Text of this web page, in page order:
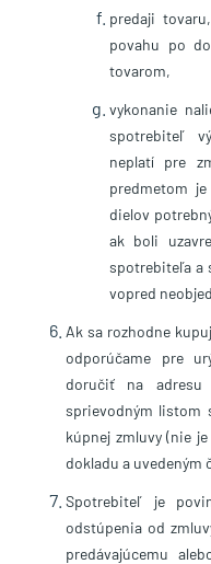
predaji
povahu po
tovarom,
vykonanie
spotrebiteľ
neplatí pre
predmetom
dielov
ak boli
spotrebiteľa a
vopred
Ak sa rozhodne
odporúčame pre
doručiť na adresu
sprievodným listom
kúpnej zmluvy (nie
dokladu a uvedeným
Spotrebiteľ je
odstúpenia od
predávajúcemu